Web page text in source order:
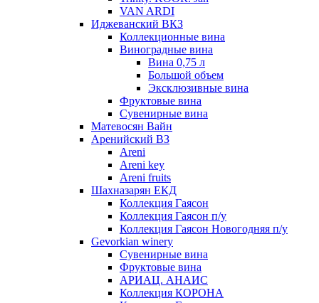
VAN ARDI
Иджеванский ВКЗ
Коллекционные вина
Виноградные вина
Вина 0,75 л
Большой объем
Эксклюзивные вина
Фруктовые вина
Cувенирные вина
Матевосян Вайн
Аренийский ВЗ
Areni
Areni key
Areni fruits
Шахназарян ЕКД
Коллекция Гаясон
Коллекция Гаясон п/у
Коллекция Гаясон Новогодняя п/у
Gevorkian winery
Сувенирные вина
Фруктовые вина
АРИАЦ. АНАИС
Коллекция КОРОНА